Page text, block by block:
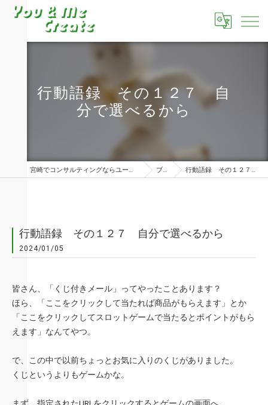
行動語録 その１２７ 自
分で選べるから
宮崎でコンサルティングならユーアンドミークリエイト株式会社 ブログ 行動語録 その１２７ 自分で選べるから
行動語録 その１２７ 自分で選べるから
2024/01/05
皆さん、「くじ付きメール」ってやったことあります？
ほら、「ここをクリックして当たれば商品がもらえます」とか
「ここをクリックしてスロットゲームで当たるとポイントがもら
えます」なんてやつ。
で、この中で以前ちょっとお気に入りのくじがありました。
くじというよりもゲームかな。